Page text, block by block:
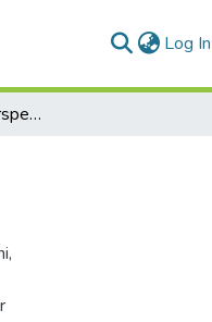
Log In
Ēdināšanas biznesa perspektīvas Latvijā